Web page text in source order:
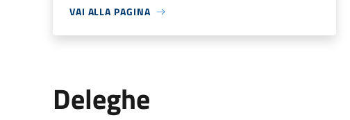
VAI ALLA PAGINA
Deleghe